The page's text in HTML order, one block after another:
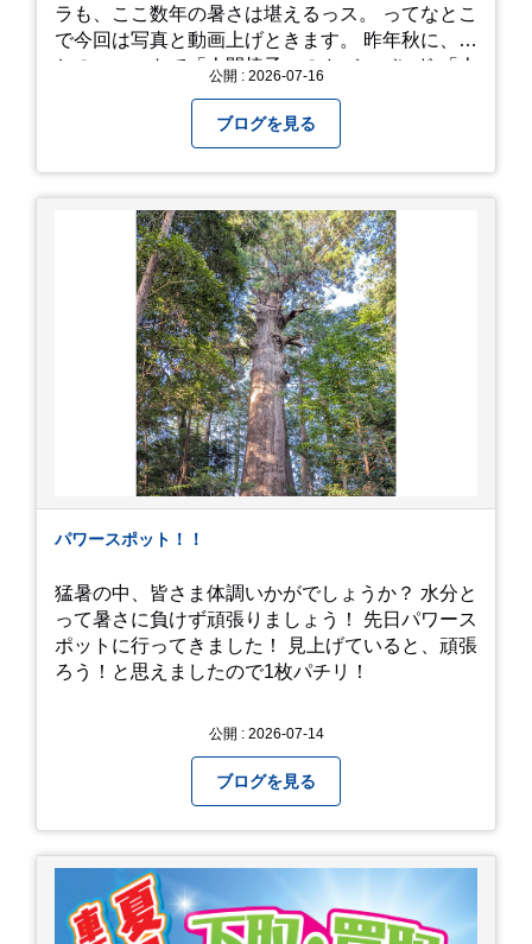
ラも、ここ数年の暑さは堪えるっス。 ってなとこ
で今回は写真と動画上げときます。 昨年秋に、娘
とのユニットで「人間椅子」のカバーバンド 「人
画にしており、娘のファンからもアップしてくれ
ッ！」とされているので ここだけの公開としま
す。 非常に暑苦しいのでご観覧される方は、ご注
意くださいませ。 では、熱中症に気を付けて、お
過ごしください。
https://youtu.be/QWVP8qzpsUE
公開 : 2026-07-16
ブログを見る
パワースポット！！
猛暑の中、皆さま体調いかがでしょうか？ 水分と
って暑さに負けず頑張りましょう！ 先日パワース
ポットに行ってきました！ 見上げていると、頑張
ろう！と思えましたので1枚パチリ！
公開 : 2026-07-14
ブログを見る